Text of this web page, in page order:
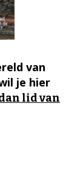
van
je hier
lid van